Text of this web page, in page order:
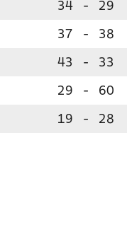
34 - 29
37 - 38
43 - 33
29 - 60
19 - 28